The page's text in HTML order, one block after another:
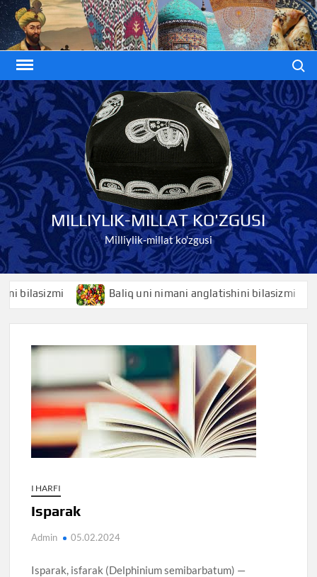
Skip
to
content
MILLIYLIK-MILLAT KO'ZGUSI
Milliylik-millat ko'zgusi
Baliq uni nimani anglatishini bilasizmi
I HARFI
Isparak
Admin 05.02.2024
Isparak, isfarak (Delphinium semibarbatum) —